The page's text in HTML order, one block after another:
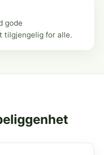
gode
tilgjengelig for alle.